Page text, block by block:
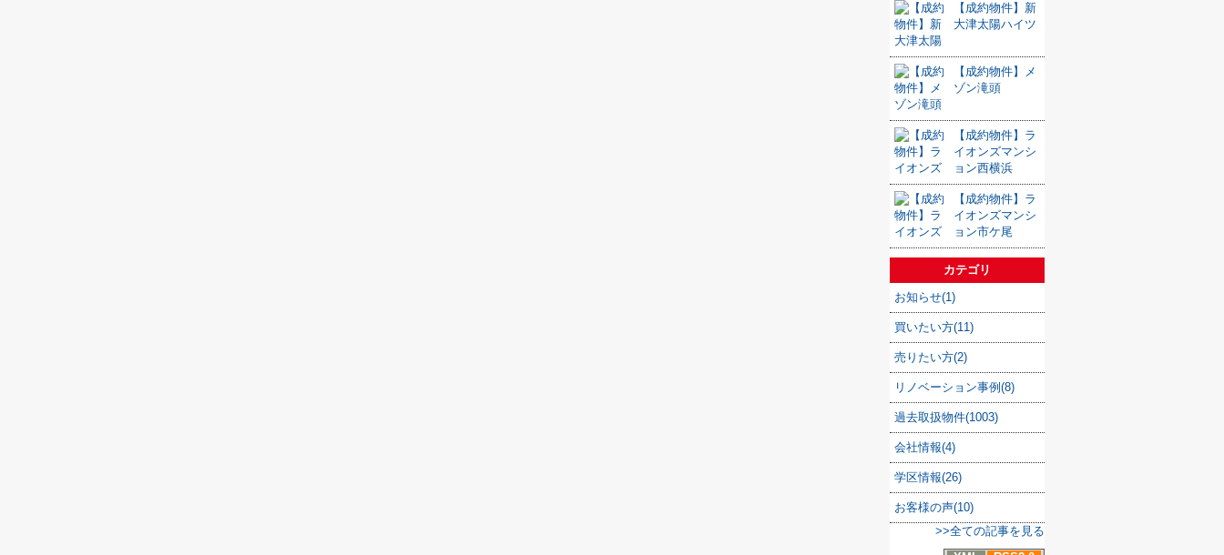
【成約物件】新
大津太陽ハイツ
【成約物件】メ
ゾン滝頭
【成約物件】ラ
イオンズマンシ
ョン西横浜
【成約物件】ラ
イオンズマンシ
ョン市ケ尾
カテゴリ
お知らせ(1)
買いたい方(11)
売りたい方(2)
リノベーション事例(8)
過去取扱物件(1003)
会社情報(4)
学区情報(26)
お客様の声(10)
>>全ての記事を見る